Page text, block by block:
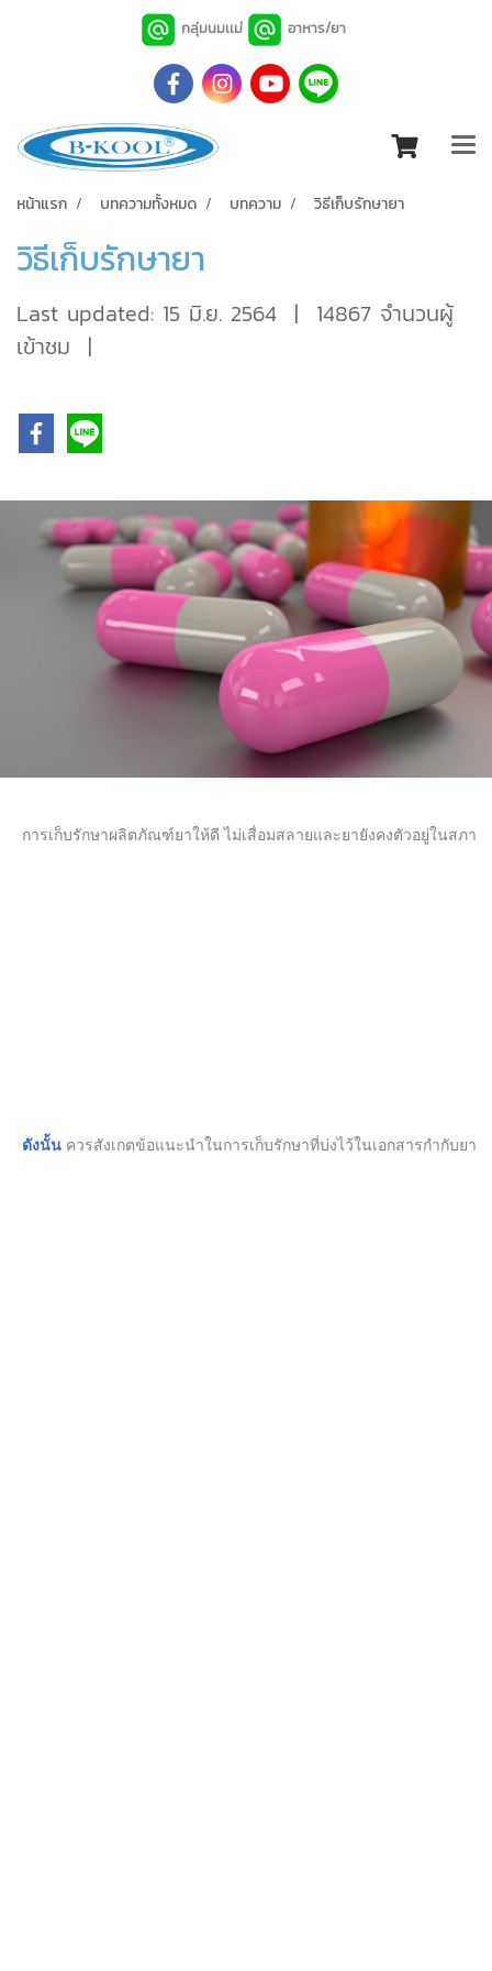
กลุ่มนมเเม่ อาหาร/ยา
หน้าแรก บทความทั้งหมด บทความ วิธีเก็บรักษายา
วิธีเก็บรักษายา
Last updated: 15 มิ.ย. 2564 | 14867 จำนวนผู้
เข้าชม |
การเก็บรักษาผลิตภัณฑ์ยาให้ดี ไม่เสื่อมสลายและยายังคงตัวอยู่ในสภา
ดังนั้น ควรสังเกตข้อแนะนำในการเก็บรักษาที่บ่งไว้ในเอกสารกำกับยา